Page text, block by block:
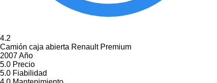
4.2
Camión caja abierta Renault Premium
2007 Año
5.0 Precio
5.0 Fiabilidad